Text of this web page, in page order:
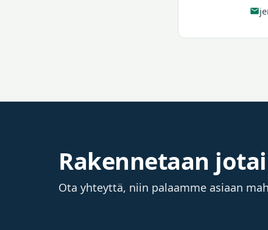
Rakennetaan
Ota yhteyttä, niin palaamme asiaan